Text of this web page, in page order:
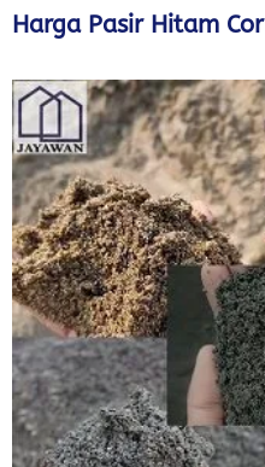
Harga Pasir Hitam Cor